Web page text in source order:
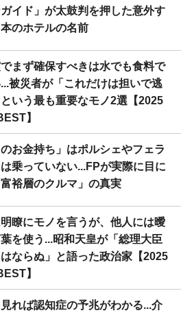
イド」が太鼓判を押した意外す
のホテルの名前
まず確保すべきは水でも食料で
被災者が「これだけは担いで逃
いう最も重要なモノ2選【2025
】
のお金持ち」はポルシェやフェラ
乗っていない...FPが実際に目に
裕層のクルマ」の真実
瞭にモノを言うが、他人には曖
を使う...昭和天皇が「総理大臣
ならぬ」と語った政治家【2025
】
れば認知症の予兆がわかる...介